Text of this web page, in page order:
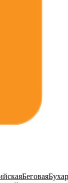
Беговая